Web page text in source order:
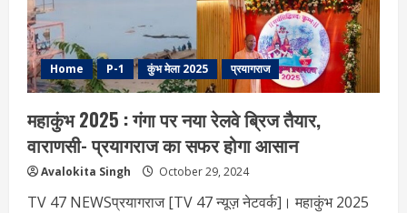
आई
एनक्वायरी
Home P-1 कुंभ मेला 2025 प्रयागराज
महाकुंभ 2025 : गंगा पर नया रेलवे ब्रिज तैयार,
वाराणसी- प्रयागराज का सफर होगा आसान
Avalokita Singh October 29, 2024
TV 47 NEWSप्रयागराज [TV 47 न्यूज़ नेटवर्क]। महाकुंभ 2025